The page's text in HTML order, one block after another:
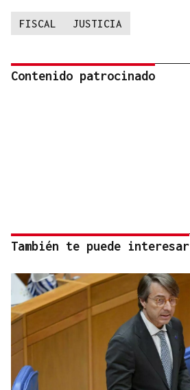
FISCAL JUSTICIA
Contenido patrocinado
También te puede interesar